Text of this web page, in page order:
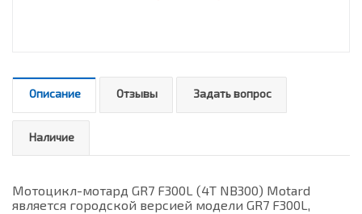
Описание Отзывы Задать вопрос
Наличие
Мотоцикл-мотард GR7 F300L (4T NB300) Motard
является городской версией модели GR7 F300L,